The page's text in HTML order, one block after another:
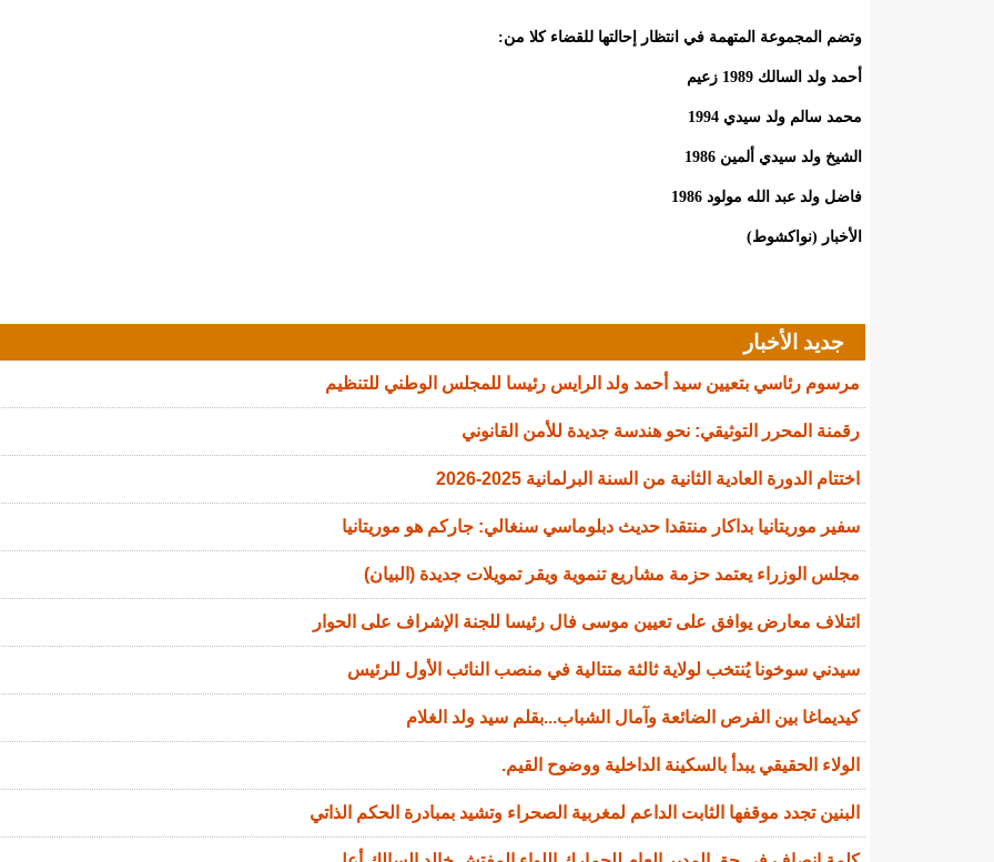
وتضم المجموعة المتهمة في انتظار إحالتها للقضاء كلا من:
أحمد ولد السالك 1989 زعيم
محمد سالم ولد سيدي 1994
الشيخ ولد سيدي ألمين 1986
فاضل ولد عبد الله مولود 1986
الأخبار (نواكشوط)
جديد الأخبار
مرسوم رئاسي بتعيين سيد أحمد ولد الرايس رئيسا للمجلس الوطني للتنظيم
رقمنة المحرر التوثيقي: نحو هندسة جديدة للأمن القانوني
اختتام الدورة العادية الثانية من السنة البرلمانية 2025-2026
سفير موريتانيا بداكار منتقدا حديث دبلوماسي سنغالي: جاركم هو موريتانيا
مجلس الوزراء يعتمد حزمة مشاريع تنموية ويقر تمويلات جديدة (البيان)
ائتلاف معارض يوافق على تعيين موسى فال رئيسا للجنة الإشراف على الحوار
سيدني سوخونا يُنتخب لولاية ثالثة متتالية في منصب النائب الأول للرئيس
كيديماغا بين الفرص الضائعة وآمال الشباب...بقلم سيد ولد الغلام
الولاء الحقيقي يبدأ بالسكينة الداخلية ووضوح القيم.
البنين تجدد موقفها الثابت الداعم لمغربية الصحراء وتشيد بمبادرة الحكم الذاتي